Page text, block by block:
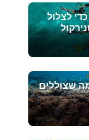
לצלול
שצוללים